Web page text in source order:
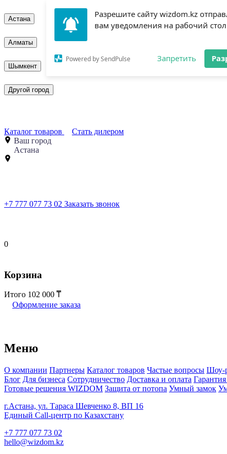
Разрешите сайту wizdom.kz
вам уведомления на рабочий стол
Powered by SendPulse Запретить
Астана
Алматы
Шымкент
Другой город
Каталог товаров
Стать дилером
Ваш город
Астана
+7 777 077 73 02 Заказать звонок
0
Корзина
Итого 102 000
Оформление заказа
Меню
О компании Партнеры Каталог товаров Частые вопросы Шоу-
Блог Для бизнеса Сотрудничество Доставка и оплата
Готовые решения WIZDOM Защита от потопа Умный замок
г.Астана, ул. Тараса Шевченко 8, ВП 16
Единый Call-центр по Казахстану
+7 777 077 73 02
hello@wizdom.kz